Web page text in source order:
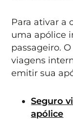
Para ativar a
uma apólice
passageiro.
viagens
emitir sua
Seguro
apólice